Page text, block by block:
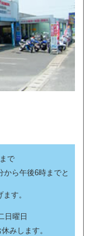
で
から午後6時までと
す。
日曜日
みします。